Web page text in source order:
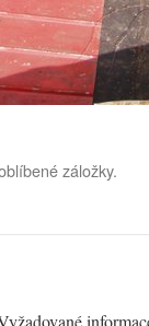
záložky.